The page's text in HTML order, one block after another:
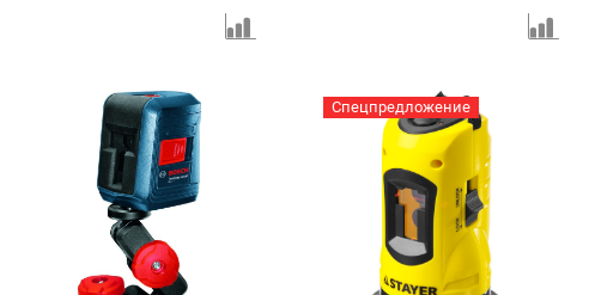
Спецпредложение